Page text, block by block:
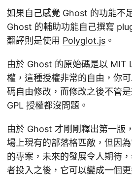
如果自己感覺 Ghost 的功能不
Ghost 的輔助功能自己撰寫
翻譯則是使用 Polyglot.js 。
由於 Ghost 的原始碼是以 MIT
權，這種授權非常的自由，你
碼自由修改，而修改之後不管
GPL 授權都沒問題。
由於 Ghost 才剛剛釋出第一版
場上現有的部落格匹敵，但因
的專案，未來的發展令人期待
者投入之後，它可以變成一個